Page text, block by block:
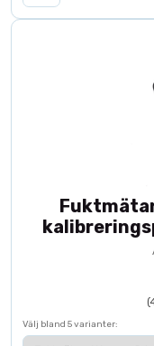
Välj bland 5 varianter: